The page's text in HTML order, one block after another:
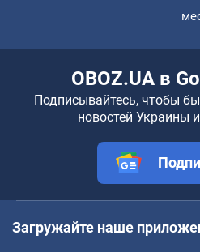
OBOZ.UA в
Подписывайтесь, чтобы
новостей Украины
Загружайте наше